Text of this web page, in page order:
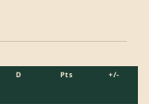
D Pts +/-